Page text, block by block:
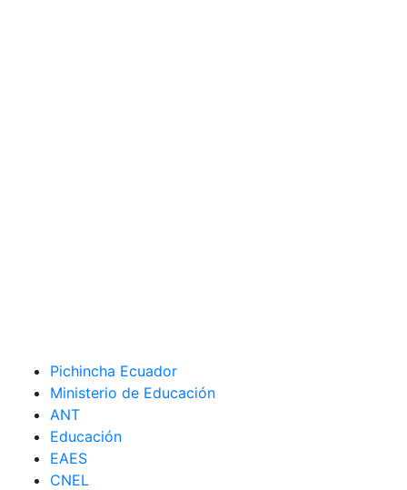
Pichincha Ecuador
Ministerio de Educación
ANT
Educación
EAES
CNEL